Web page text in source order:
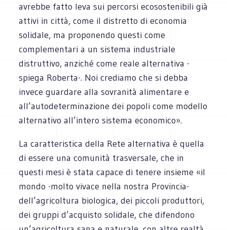
avrebbe fatto leva sui percorsi ecosostenibili già
attivi in città, come il distretto di economia
solidale, ma proponendo questi come
complementari a un sistema industriale
distruttivo, anziché come reale alternativa -
spiega Roberta-. Noi crediamo che si debba
invece guardare alla sovranità alimentare e
all’autodeterminazione dei popoli come modello
alternativo all’intero sistema economico».
La caratteristica della Rete alternativa è quella
di essere una comunità trasversale, che in
questi mesi è stata capace di tenere insieme «il
mondo -molto vivace nella nostra Provincia-
dell’agricoltura biologica, dei piccoli produttori,
dei gruppi d’acquisto solidale, che difendono